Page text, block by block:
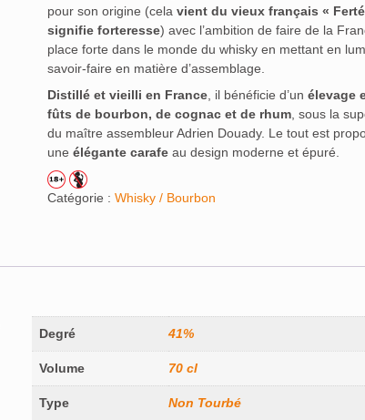
pour son origine (cela vient du vieux français «
signifie forteresse) avec l’ambition de faire de la
place forte dans le monde du whisky en mettant en
savoir-faire en matière d’assemblage.
Distillé et vieilli en France, il bénéficie d’un élevage
fûts de bourbon, de cognac et de rhum, sous la
du maître assembleur Adrien Douady. Le tout est
une élégante carafeau design moderne et épuré.
Catégorie : Whisky / Bourbon
Degré 41%
Volume 70 cl
Type Non Tourbé